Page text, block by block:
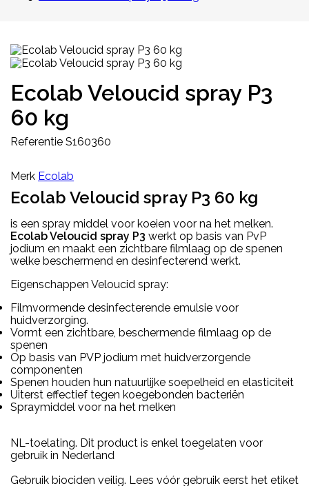
Ecolab Veloucid spray P3
60 kg
Referentie S160360
Merk Ecolab
Ecolab Veloucid spray P3 60 kg
is een spray middel voor koeien voor na het melken.
Ecolab Veloucid spray P3 werkt op basis van PvP
jodium en maakt een zichtbare filmlaag op de spenen
welke beschermend en desinfecterend werkt.
Eigenschappen Veloucid spray:
Filmvormende desinfecterende emulsie voor
huidverzorging.
Vormt een zichtbare, beschermende filmlaag op de
spenen
Op basis van PVP jodium met huidverzorgende
componenten
Spenen houden hun natuurlijke soepelheid en elasticiteit
Uiterst effectief tegen koegebonden bacteriën
Spraymiddel voor na het melken
NL-toelating. Dit product is enkel toegelaten voor
gebruik in Nederland
Gebruik biociden veilig. Lees vóór gebruik eerst het etiket